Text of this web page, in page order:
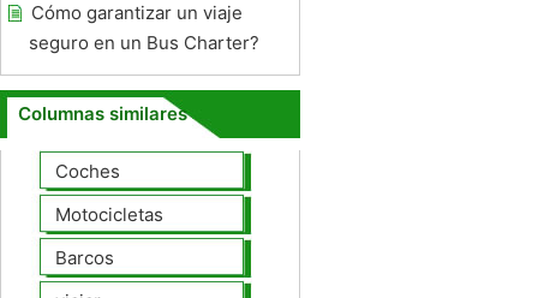
Cómo garantizar un viaje
seguro en un Bus Charter?
Columnas similares
Coches
Motocicletas
Barcos